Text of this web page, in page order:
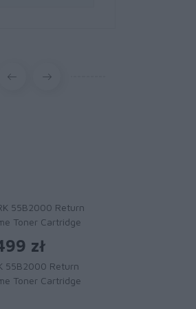
zł
55B2000 Return
Toner Cartridge